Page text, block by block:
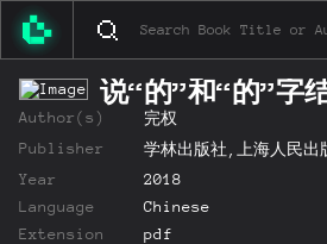
说“的”和“的”字
Author(s)
完权
Publisher
学林出版社,上海人民出
Year
2018
Language
Chinese
Extension
pdf